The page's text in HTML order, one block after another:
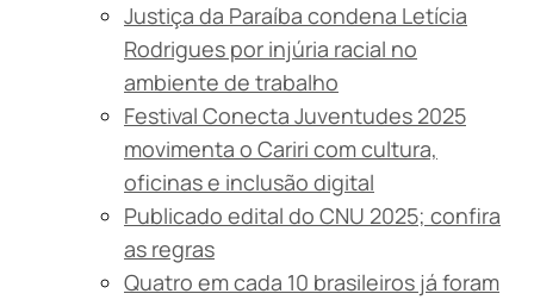
Justiça da Paraíba condena Letícia
Rodrigues por injúria racial no
ambiente de trabalho
Festival Conecta Juventudes 2025
movimenta o Cariri com cultura,
oficinas e inclusão digital
Publicado edital do CNU 2025; confira
as regras
Quatro em cada 10 brasileiros já foram